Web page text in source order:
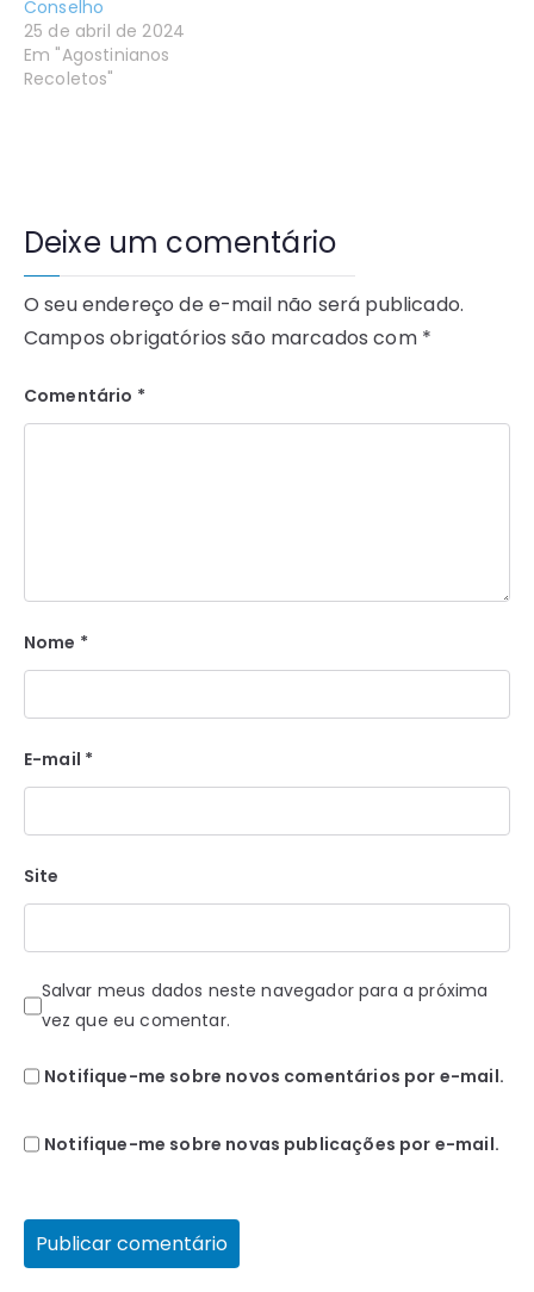
Conselho
25 de abril de 2024
Em "Agostinianos
Recoletos"
Deixe um comentário
O seu endereço de e-mail não será publicado.
Campos obrigatórios são marcados com *
Comentário *
Nome *
E-mail *
Site
Salvar meus dados neste navegador para a próxima
vez que eu comentar.
Notifique-me sobre novos comentários por e-mail.
Notifique-me sobre novas publicações por e-mail.